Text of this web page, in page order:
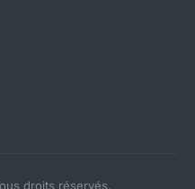
droits réservés.